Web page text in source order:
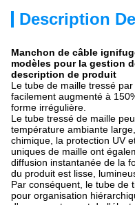
Description
Manchon de câble
modèles pour la gestion
description de produit
Le tube de maille tressé
facilement augmenté à
forme irrégulière.
Le tube tressé de maille
température ambiante
chimique, la protection UV
uniques de maille ont
diffusion instantanée de la
du produit est lisse,
Par conséquent, le tube de
pour organisation